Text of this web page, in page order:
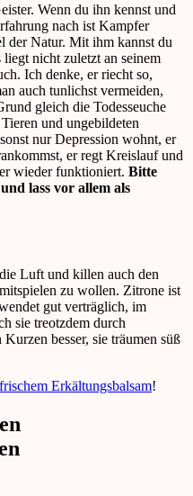
Wenn du ihn kennst und
nach ist Kampfer
der Natur. Mit ihm kannst du
nicht zuletzt an seinem
Ich denke, er riecht so,
auch tunlichst vermeiden,
gleich die Todesseuche
und ungebildeten
nur Depression wohnt, er
er regt Kreislauf und
wieder funktioniert. Bitte
lass vor allem als
Luft und killen auch den
zu wollen. Zitrone ist
gut verträglich, im
sie treotzdem durch
Kurzen besser, sie träumen süß
Erkältungsbalsam!